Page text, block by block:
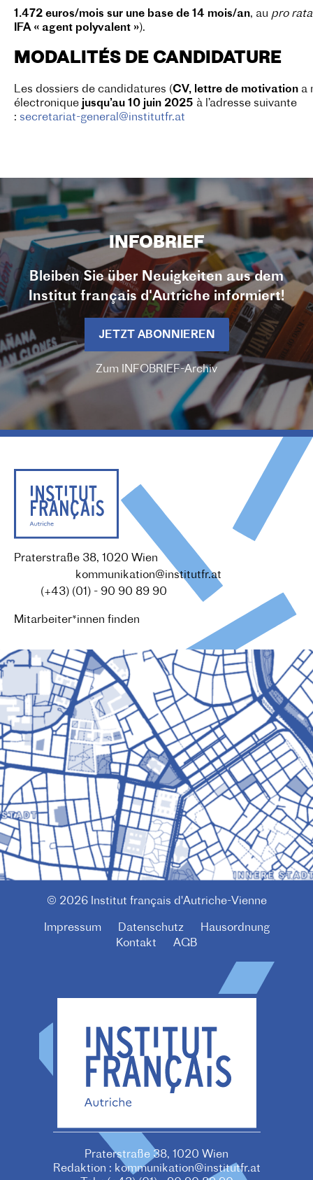
1.472 euros/mois sur une base de 14 mois/an, au pro
IFA « agent polyvalent »).
MODALITÉS DE CANDIDATURE
Les dossiers de candidatures (CV, lettre de motivation a
électronique jusqu’au 10 juin 2025 à l’adresse suivante
: secretariat-general@institutfr.at
INFOBRIEF
Bleiben Sie über Neuigkeiten aus dem
Institut français d'Autriche informiert!
JETZT ABONNIEREN
Zum INFOBRIEF-Archiv
Praterstraße 38, 1020 Wien
kommunikation@institutfr.at
(+43) (01) - 90 90 89 90
Mitarbeiter*innen finden
© 2026 Institut français d'Autriche-Vienne
Impressum Datenschutz
Hausordnung
Kontakt
AGB
Praterstraße 38, 1020 Wien
Redaktion : kommunikation@institutfr.at